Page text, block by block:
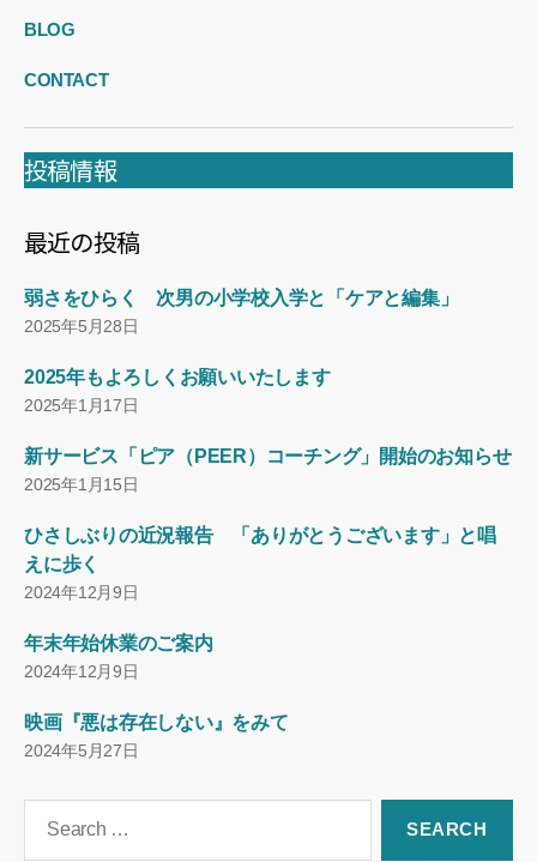
BLOG
CONTACT
投稿情報
最近の投稿
弱さをひらく 次男の小学校入学と「ケアと編集」
2025年5月28日
2025年もよろしくお願いいたします
2025年1月17日
新サービス「ピア（PEER）コーチング」開始のお知らせ
2025年1月15日
ひさしぶりの近況報告 「ありがとうございます」と唱
えに歩く
2024年12月9日
年末年始休業のご案内
2024年12月9日
映画『悪は存在しない』をみて
2024年5月27日